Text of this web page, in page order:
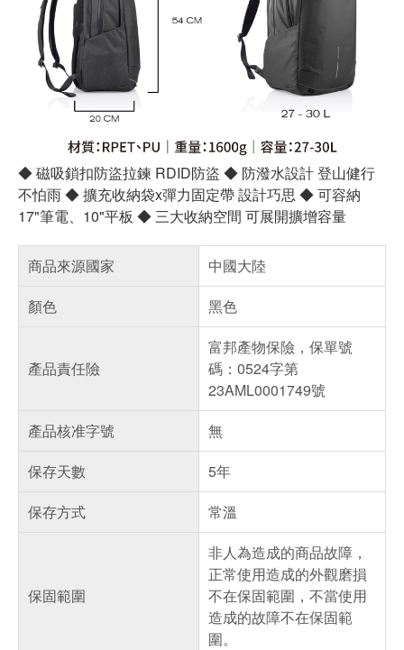
◆ 磁吸鎖扣防盜拉鍊 RDID防盜 ◆ 防潑水設計 登山健行
不怕雨 ◆ 擴充收納袋x彈力固定帶 設計巧思 ◆ 可容納
17"筆電、10"平板 ◆ 三大收納空間 可展開擴增容量
商品來源國家
中國大陸
顏色
黑色
產品責任險
富邦產物保險，保單號
碼：0524字第
23AML0001749號
產品核准字號
無
保存天數
5年
保存方式
常溫
保固範圍
非人為造成的商品故障，
正常使用造成的外觀磨損
不在保固範圍，不當使用
造成的故障不在保固範
圍。